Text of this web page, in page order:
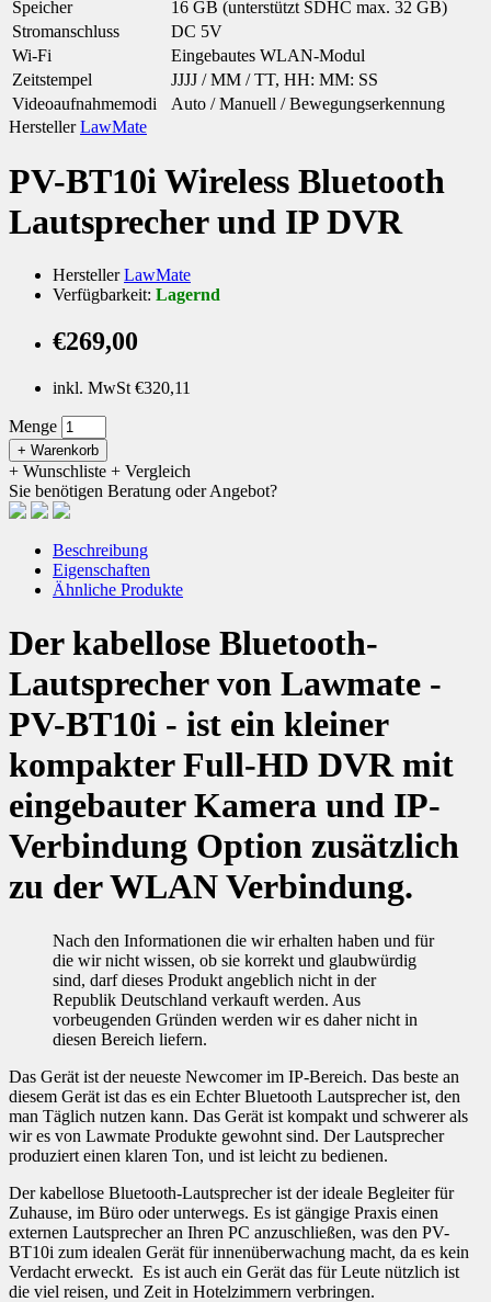
Speicher
16 GB (unterstützt SDHC max. 32 GB)
Stromanschluss
DC 5V
Wi-Fi
Eingebautes WLAN-Modul
Zeitstempel
JJJJ / MM / TT, HH: MM: SS
Videoaufnahmemodi
Auto / Manuell / Bewegungserkennung
HerstellerLawMate
PV-BT10i Wireless Bluetooth
Lautsprecher und IP DVR
HerstellerLawMate
Verfügbarkeit: Lagernd
€269,00
inkl. MwSt €320,11
Menge
+ Warenkorb
+ Wunschliste + Vergleich
Sie benötigen Beratung oder Angebot?
Beschreibung
Eigenschaften
Ähnliche Produkte
Der kabellose Bluetooth-
Lautsprecher von Lawmate -
PV-BT10i - ist ein kleiner
kompakter Full-HD DVR mit
eingebauter Kamera und IP-
Verbindung Option zusätzlich
zu der WLAN Verbindung.
Nach den Informationen die wir erhalten haben und für
die wir nicht wissen, ob sie korrekt und glaubwürdig
sind, darf dieses Produkt angeblich nicht in der
Republik Deutschland verkauft werden. Aus
vorbeugenden Gründen werden wir es daher nicht in
diesen Bereich liefern.
Das Gerät ist der neueste Newcomer im IP-Bereich. Das beste an
diesem Gerät ist das es ein Echter Bluetooth Lautsprecher ist, den
man Täglich nutzen kann. Das Gerät ist kompakt und schwerer als
wir es von Lawmate Produkte gewohnt sind. Der Lautsprecher
produziert einen klaren Ton, und ist leicht zu bedienen.
Der kabellose Bluetooth-Lautsprecher ist der ideale Begleiter für
Zuhause, im Büro oder unterwegs. Es ist gängige Praxis einen
externen Lautsprecher an Ihren PC anzuschließen, was den PV-
BT10i zum idealen Gerät für innenüberwachung macht, da es kein
Verdacht erweckt. Es ist auch ein Gerät das für Leute nützlich ist
die viel reisen, und Zeit in Hotelzimmern verbringen.